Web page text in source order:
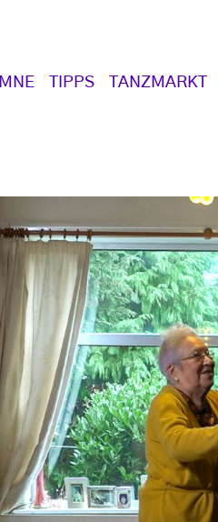
TIPPS TANZMARKT